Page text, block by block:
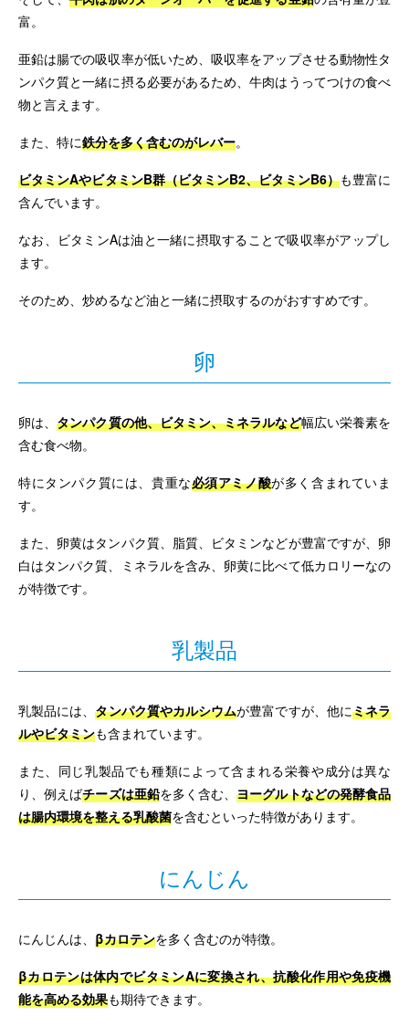
富。
亜鉛は腸での吸収率が低いため、吸収率をアップさせる動物性タ
ンパク質と一緒に摂る必要があるため、牛肉はうってつけの食べ
物と言えます。
また、特に鉄分を多く含むのがレバー。
ビタミンAやビタミンB群（ビタミンB2、ビタミンB6）も豊富に
含んでいます。
なお、ビタミンAは油と一緒に摂取することで吸収率がアップし
ます。
そのため、炒めるなど油と一緒に摂取するのがおすすめです。
卵
卵は、タンパク質の他、ビタミン、ミネラルなど幅広い栄養素を
含む食べ物。
特にタンパク質には、貴重な必須アミノ酸が多く含まれていま
す。
また、卵黄はタンパク質、脂質、ビタミンなどが豊富ですが、卵
白はタンパク質、ミネラルを含み、卵黄に比べて低カロリーなの
が特徴です。
乳製品
乳製品には、タンパク質やカルシウムが豊富ですが、他にミネラ
ルやビタミンも含まれています。
また、同じ乳製品でも種類によって含まれる栄養や成分は異な
り、例えばチーズは亜鉛を多く含む、ヨーグルトなどの発酵食品
は腸内環境を整える乳酸菌を含むといった特徴があります。
にんじん
にんじんは、 βカロテンを多く含むのが特徴。
βカロテンは体内でビタミンAに変換され、抗酸化作用や免疫機
能を高める効果も期待できます。